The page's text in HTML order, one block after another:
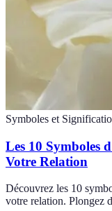
Symboles et
Les 10 Symboles
Votre Relation
Découvrez les 10
votre relation. Plongez